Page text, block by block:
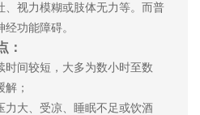
、视力模糊或肢体无力等。而普
功能障碍。
：
时间较短，大多为数小时至数
；
力大、受凉、睡眠不足或饮酒